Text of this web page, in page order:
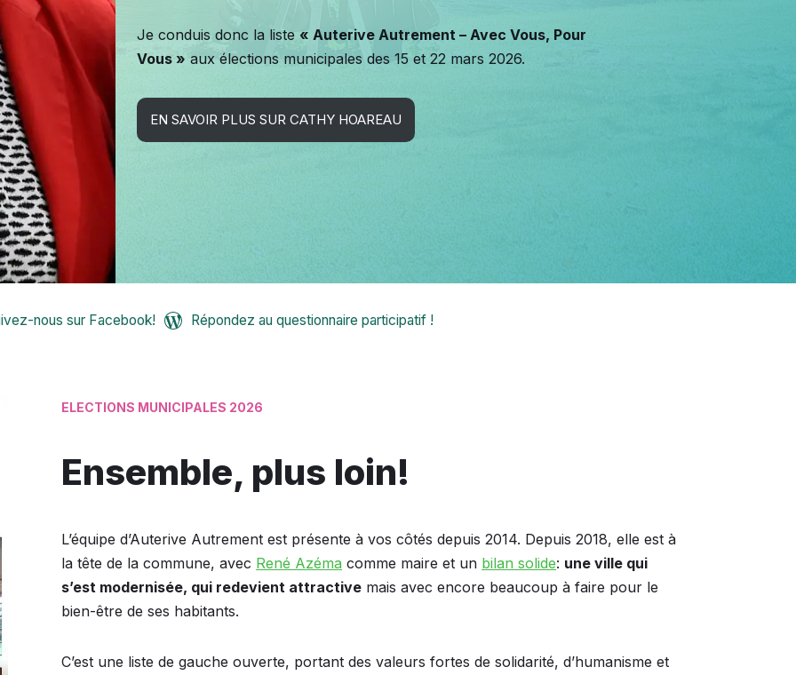
Je conduis donc la liste « Auterive Autrement – Avec Vous, Pour
Vous » aux élections municipales des 15 et 22 mars 2026.
EN SAVOIR PLUS SUR CATHY HOAREAU
nous sur Facebook! Répondez au questionnaire participatif !
ELECTIONS MUNICIPALES 2026
Ensemble, plus loin!
L’équipe d’Auterive Autrement est présente à vos côtés depuis 2014. Depuis 2018, elle est à
la tête de la commune, avec René Azéma comme maire et un bilan solide: une ville qui
s’est modernisée, qui redevient attractive mais avec encore beaucoup à faire pour le
bien-être de ses habitants.
C’est une liste de gauche ouverte, portant des valeurs fortes de solidarité, d’humanisme et